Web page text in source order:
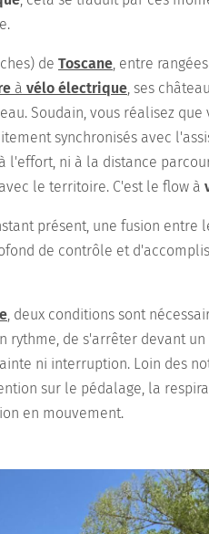
de Toscane , entre
à vélo électrique , ses
Soudain, vous réalisez que
synchronisés avec
l'effort, ni à la distance
le territoire. C'est le flow à
présent, une fusion entre
de contrôle et
, deux conditions sont
de s'arrêter devant un
ni interruption. Loin des
sur le pédalage, la
en mouvement.